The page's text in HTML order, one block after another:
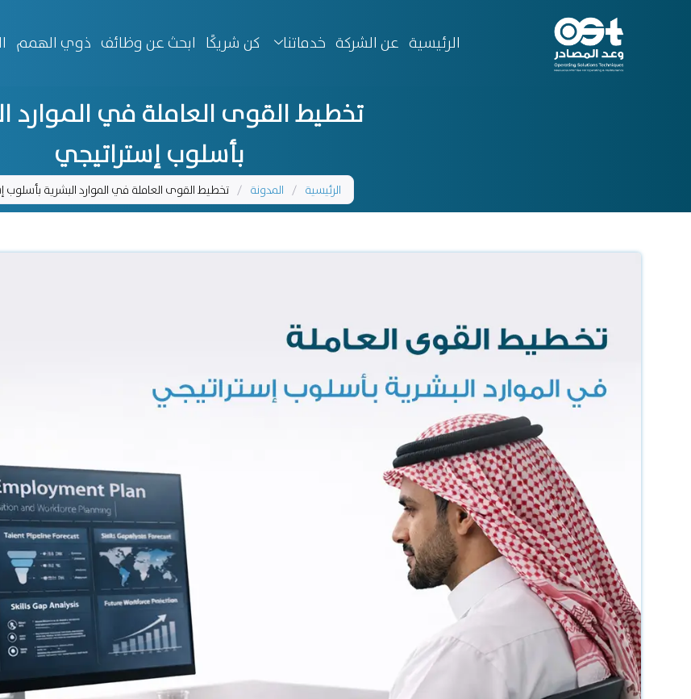
الرئيسية عن الشركة خدماتنا كن شريكًا ابحث عن وظائف ذوي الهمم
تخطيط القوى العاملة في الموارد
بأسلوب إستراتيجي
الرئيسية / المدونة / تخطيط القوى العاملة في الموارد البشرية بأسلوب